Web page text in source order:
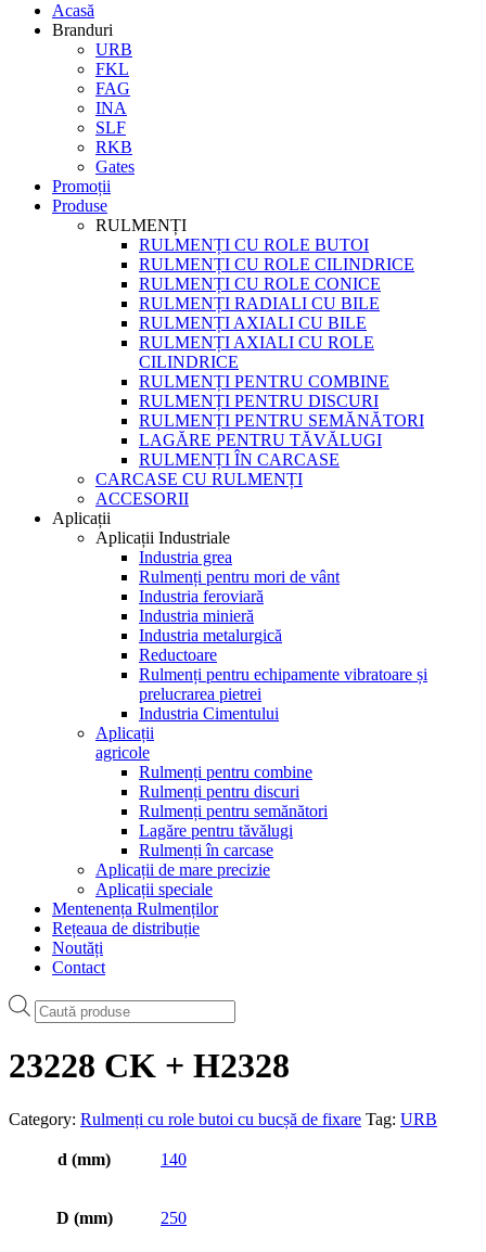
Acasă
Branduri
URB
FKL
FAG
INA
SLF
RKB
Gates
Promoții
Produse
RULMENȚI
RULMENȚI CU ROLE BUTOI
RULMENȚI CU ROLE CILINDRICE
RULMENȚI CU ROLE CONICE
RULMENȚI RADIALI CU BILE
RULMENȚI AXIALI CU BILE
RULMENȚI AXIALI CU ROLE
CILINDRICE
RULMENȚI PENTRU COMBINE
RULMENȚI PENTRU DISCURI
RULMENȚI PENTRU SEMĂNĂTORI
LAGĂRE PENTRU TĂVĂLUGI
RULMENȚI ÎN CARCASE
CARCASE CU RULMENȚI
ACCESORII
Aplicații
Aplicații Industriale
Industria grea
Rulmenți pentru mori de vânt
Industria feroviară
Industria minieră
Industria metalurgică
Reductoare
Rulmenți pentru echipamente vibratoare și
prelucrarea pietrei
Industria Cimentului
Aplicații
agricole
Rulmenți pentru combine
Rulmenți pentru discuri
Rulmenți pentru semănători
Lagăre pentru tăvălugi
Rulmenți în carcase
Aplicații de mare precizie
Aplicații speciale
Mentenența Rulmenților
Rețeaua de distribuție
Noutăți
Contact
Products
search
23228 CK + H2328
Category: Rulmenți cu role butoi cu bucșă de fixare Tag: URB
d (mm) 140
D (mm) 250